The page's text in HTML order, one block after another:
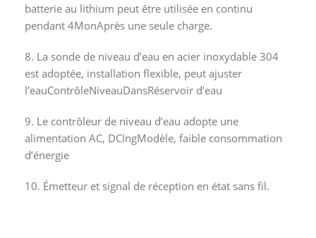
batterie au lithium peut être utilisée en continu
pendant 4MonAprès une seule charge.
8. La sonde de niveau d’eau en acier inoxydable 304
est adoptée, installation flexible, peut ajuster
l’eauContrôleNiveauDansRéservoir d’eau
9. Le contrôleur de niveau d’eau adopte une
alimentation AC, DCIngModèle, faible consommation
d’énergie
10. Émetteur et signal de réception en état sans fil.